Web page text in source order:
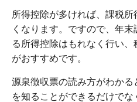
所得控除が多ければ、課税
くなります。ですので、年
る所得控除はもれなく行い
がおすすめです。
源泉徴収票の読み方がわか
を知ることができるだけで